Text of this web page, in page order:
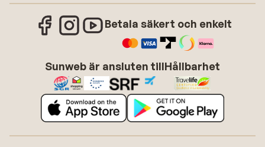
Betala säkert och enkelt
Sunweb är ansluten tillHållbarhet